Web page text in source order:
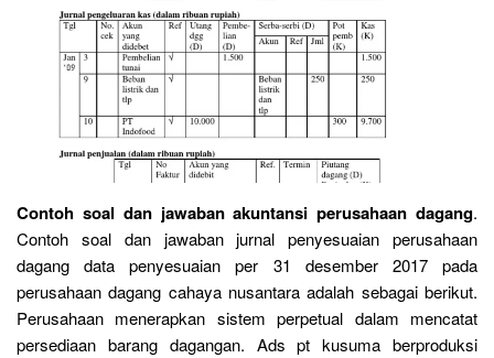
Contoh soal dan jawaban akuntansi perusahaan dagang.
Contoh soal dan jawaban jurnal penyesuaian perusahaan
dagang data penyesuaian per 31 desember 2017 pada
perusahaan dagang cahaya nusantara adalah sebagai berikut.
Perusahaan menerapkan sistem perpetual dalam mencatat
persediaan barang dagangan. Ads pt kusuma berproduksi